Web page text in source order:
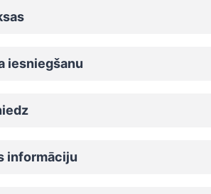
iesniegšanu
informāciju